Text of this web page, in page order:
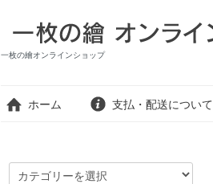
一枚の繪オンラインショップ
ホーム 支払・配送について